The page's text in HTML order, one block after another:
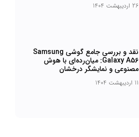
26 اردیبهشت 1404
نقد و بررسی جامع گوشی Samsung
Galaxy A56: میان‌رده‌ای با هوش
مصنوعی و نمایشگر درخشان
11 اردیبهشت 1404